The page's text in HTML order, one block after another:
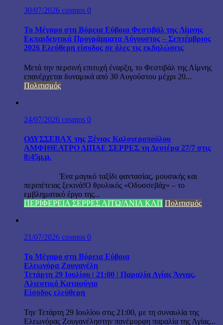
30/07/2026 cosmos 0
Το Μέγαρο στη Βόρεια Εύβοια Φεστιβάλ της Λίμνης
Εκπαιδευτικά Προγράμματα Αύγουστος – Σεπτέμβριος
2026 Ελεύθερη είσοδος σε όλες τις εκδηλώσεις
Μετά την περσινή επιτυχή έναρξη, το Φεστιβάλ της Λίμνης
επανέρχεται δυναμικά από 30 Αυγούστου μέχρι 20...
Πολιτισμός
24/07/2026 cosmos 0
ΟΔΥΣΣΕΒΑΧ της Ξένιας Καλογεροπούλου
ΑΜΦΙΘΕΑΤΡΟ ΔΙΠΑΕ ΣΕΡΡΕΣ τη Δευτέρα 27/7 στις
8:45μ.μ.
Ένα μαγικό ταξίδι φαντασίας, μουσικής και
περιπέτειας ξεκινά!Ο θρυλικός «Οδυσσεβάχ» – το
εμβληματικό έργο της...
ΠΕΡΙΦΕΡΕΙΑ ΣΕΡΡΕΣ ΑΙΤΩ/ΛΝΙΑ ΚΛΠ Πολιτισμός
21/07/2026 cosmos 0
Το Μέγαρο στη Βόρεια Εύβοια
Ελεωνόρα Ζουγανέλη
Τετάρτη 29 Ιουλίου | 21:00 | Παραλία Αγίας Άννας,
Αλιευτικό Καταφύγιο
Είσοδος ελεύθερη
Την Τετάρτη 29 Ιουλίου στις 21:00, με τη συναυλία της
Ελεωνόρας Ζουγανέληστην πανέμορφη παραλία της Αγίας...